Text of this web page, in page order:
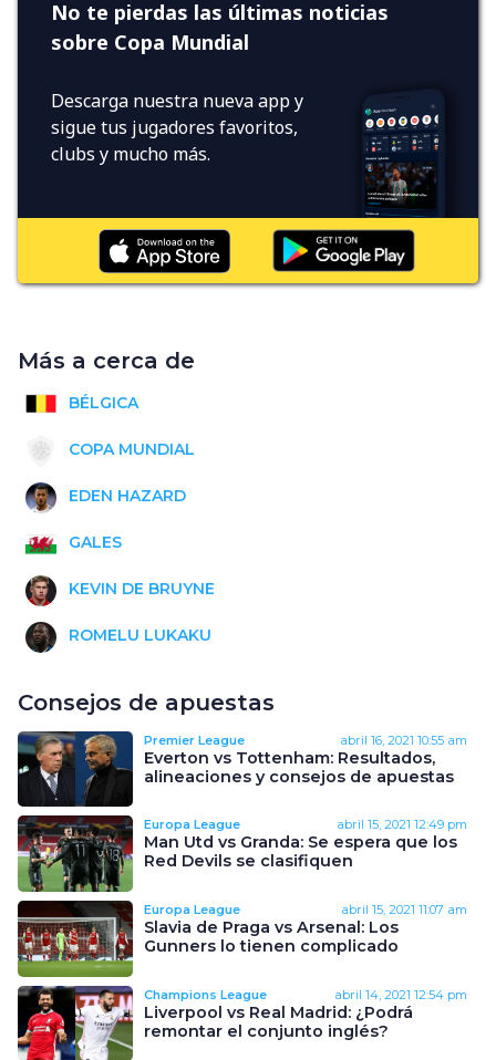
No te pierdas las últimas noticias
sobre Copa Mundial
Descarga nuestra nueva app y
sigue tus jugadores favoritos,
clubs y mucho más.
Más a cerca de
BÉLGICA
COPA MUNDIAL
EDEN HAZARD
GALES
KEVIN DE BRUYNE
ROMELU LUKAKU
Consejos de apuestas
Premier League abril 16, 2021 10:55 am
Everton vs Tottenham: Resultados,
alineaciones y consejos de apuestas
Europa League abril 15, 2021 12:49 pm
Man Utd vs Granda: Se espera que los
Red Devils se clasifiquen
Europa League abril 15, 2021 11:07 am
Slavia de Praga vs Arsenal: Los
Gunners lo tienen complicado
Champions League abril 14, 2021 12:54 pm
Liverpool vs Real Madrid: ¿Podrá
remontar el conjunto inglés?